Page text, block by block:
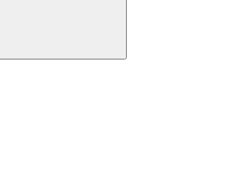
Compartilhar